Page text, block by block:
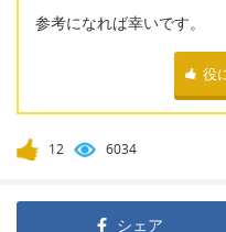
参考になれば幸いです。
役
12 6034
シェア